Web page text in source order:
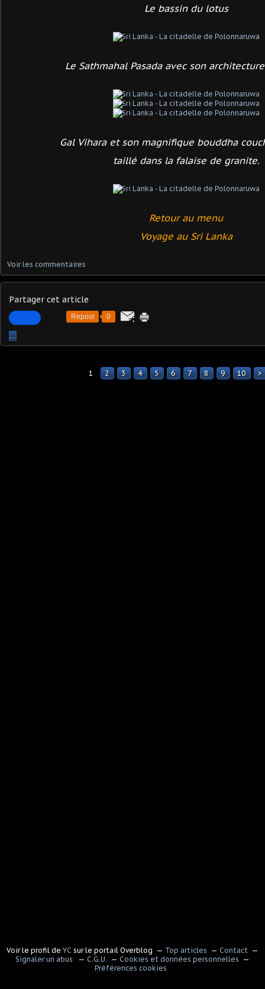
Le bassin du lotus
Le Sathmahal Pasada avec son
Gal Vihara et son magnifique bouddha
taillé dans la falaise de granite.
Retour au menu
Voyage au Sri Lanka
Voir les commentaires
Partager cet article
Repost 0
…
1 2 3 4 5 6 7 8 9 10 >
Voir le profil de YC sur le portail Overblog Top articles
Contact
Signaler un abus
C.G.U.
Cookies et données personnelles
Préférences cookies